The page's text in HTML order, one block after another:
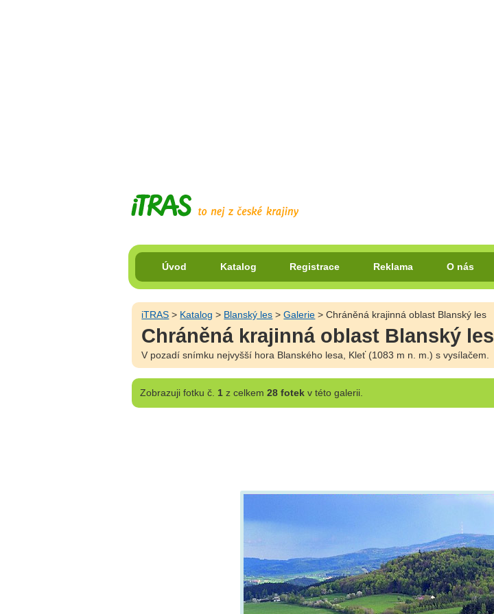
Úvod Katalog Registrace Reklama O nás
iTRAS > Katalog > Blanský les >Galerie > Chráněná krajinná oblast Blanský les
Chráněná krajinná oblast Blanský les
V pozadí snímku nejvyšší hora Blanského lesa, Kleť (1083 m n. m.) s vysílačem.
Zobrazujifotku č. 1z celkem 28 fotekv této galerii.